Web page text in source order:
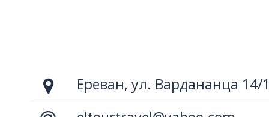
Ереван, ул. Вардананца 14/